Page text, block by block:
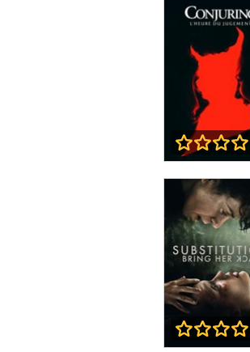
Conjuring 4 :
L'Heure du
jugement